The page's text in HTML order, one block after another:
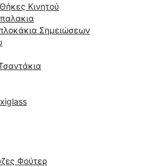
Κινητού
Σημειώσεων
Φούτερ